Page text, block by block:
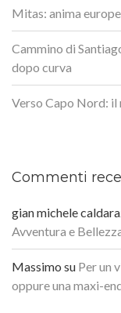
Mitas: anima
Cammino di
dopo curva
Verso Capo Nord: il
Commenti
gian michele
Avventura e
Massimo su Per un
oppure una maxi-